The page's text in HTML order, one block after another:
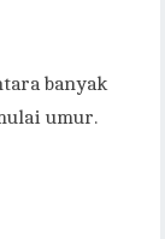
banyak
umur.